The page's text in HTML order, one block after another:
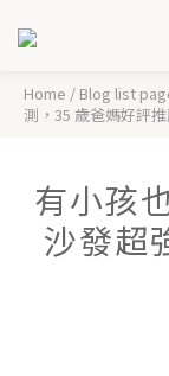
Home / Blog list
測，35 歲爸媽好評
有小孩
沙發超